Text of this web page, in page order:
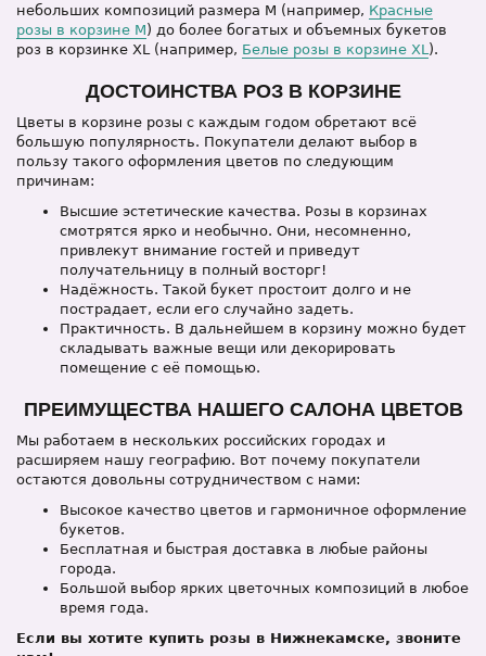
небольших композиций размера M (например, Красные
розы в корзине M) до более богатых и объемных букетов
роз в корзинке XL (например, Белые розы в корзине XL ).
ДОСТОИНСТВА РОЗ В КОРЗИНЕ
Цветы в корзине розы с каждым годом обретают всё
большую популярность. Покупатели делают выбор в
пользу такого оформления цветов по следующим
причинам:
Высшие эстетические качества. Розы в корзинах
смотрятся ярко и необычно. Они, несомненно,
привлекут внимание гостей и приведут
получательницу в полный восторг!
Надёжность. Такой букет простоит долго и не
пострадает, если его случайно задеть.
Практичность. В дальнейшем в корзину можно будет
складывать важные вещи или декорировать
помещение с её помощью.
ПРЕИМУЩЕСТВА НАШЕГО САЛОНА ЦВЕТОВ
Мы работаем в нескольких российских городах и
расширяем нашу географию. Вот почему покупатели
остаются довольны сотрудничеством с нами:
Высокое качество цветов и гармоничное оформление
букетов.
Бесплатная и быстрая доставка в любые районы
города.
Большой выбор ярких цветочных композиций в любое
время года.
Если вы хотите купить розы в Нижнекамске, звоните